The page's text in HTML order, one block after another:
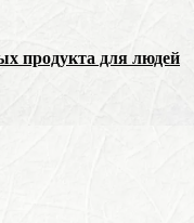
продукта для людей